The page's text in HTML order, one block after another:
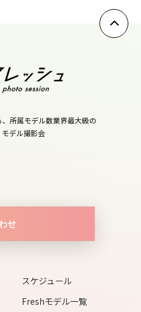
所属モデル数業界最大級の
モデル撮影会
せ
スケジュール
Freshモデル一覧